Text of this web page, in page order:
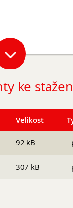
srpen
ke
Velikost
92 kB
307 kB